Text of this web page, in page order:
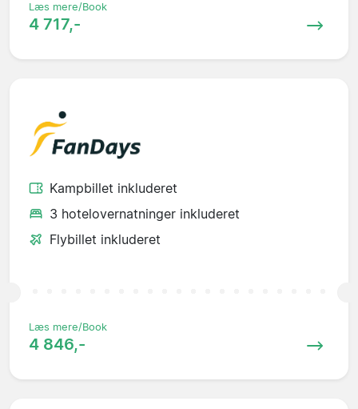
Læs mere/Book
4 717,-
Kampbillet inkluderet
3 hotelovernatninger inkluderet
Flybillet inkluderet
Læs mere/Book
4 846,-